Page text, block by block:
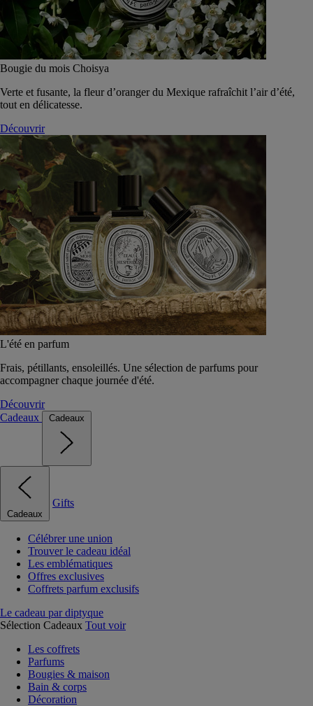
Bougie du mois Choisya
Verte et fusante, la fleur d’oranger du Mexique rafraîchit l’air d’été,
tout en délicatesse.
Découvrir
L'été en parfum
Frais, pétillants, ensoleillés. Une sélection de parfums pour
accompagner chaque journée d'été.
Découvrir
Cadeaux
Cadeaux
Cadeaux
Gifts
Célébrer une union
Trouver le cadeau idéal
Les emblématiques
Offres exclusives
Coffrets parfum exclusifs
Le cadeau par diptyque
Sélection Cadeaux Tout voir
Les coffrets
Parfums
Bougies & maison
Bain & corps
Décoration